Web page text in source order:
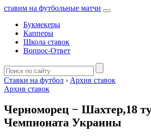
ставим на футбольные матчи
Букмекеры
Капперы
Школа ставок
Вопрос-Ответ
Ставки на футбол › Архив ставок
Архив ставок
Черноморец − Шахтер,18
Чемпионата Украины